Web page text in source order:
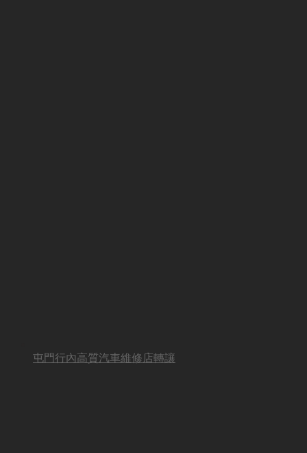
屯門行內高質汽車維修店轉讓